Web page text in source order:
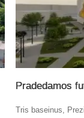
Pradedamos
Tris baseinus,